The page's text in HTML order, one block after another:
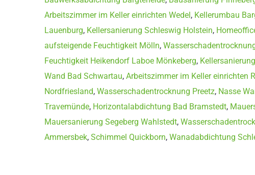
Arbeitszimmer im Keller einrichten Wedel, Kellerumbau
Lauenburg, Kellersanierung Schleswig Holstein,
aufsteigende Feuchtigkeit Mölln,
Feuchtigkeit Heikendorf Laboe Mönkeberg,
Wand Bad Schwartau, Arbeitszimmer im Keller einrichten
Nordfriesland, Wasserschadentrocknung Preetz, Nasse
Travemünde, Horizontalabdichtung Bad Bramstedt,
Mauersanierung Segeberg Wahlstedt,
Ammersbek, Schimmel Quickborn, Wanadabdichtung